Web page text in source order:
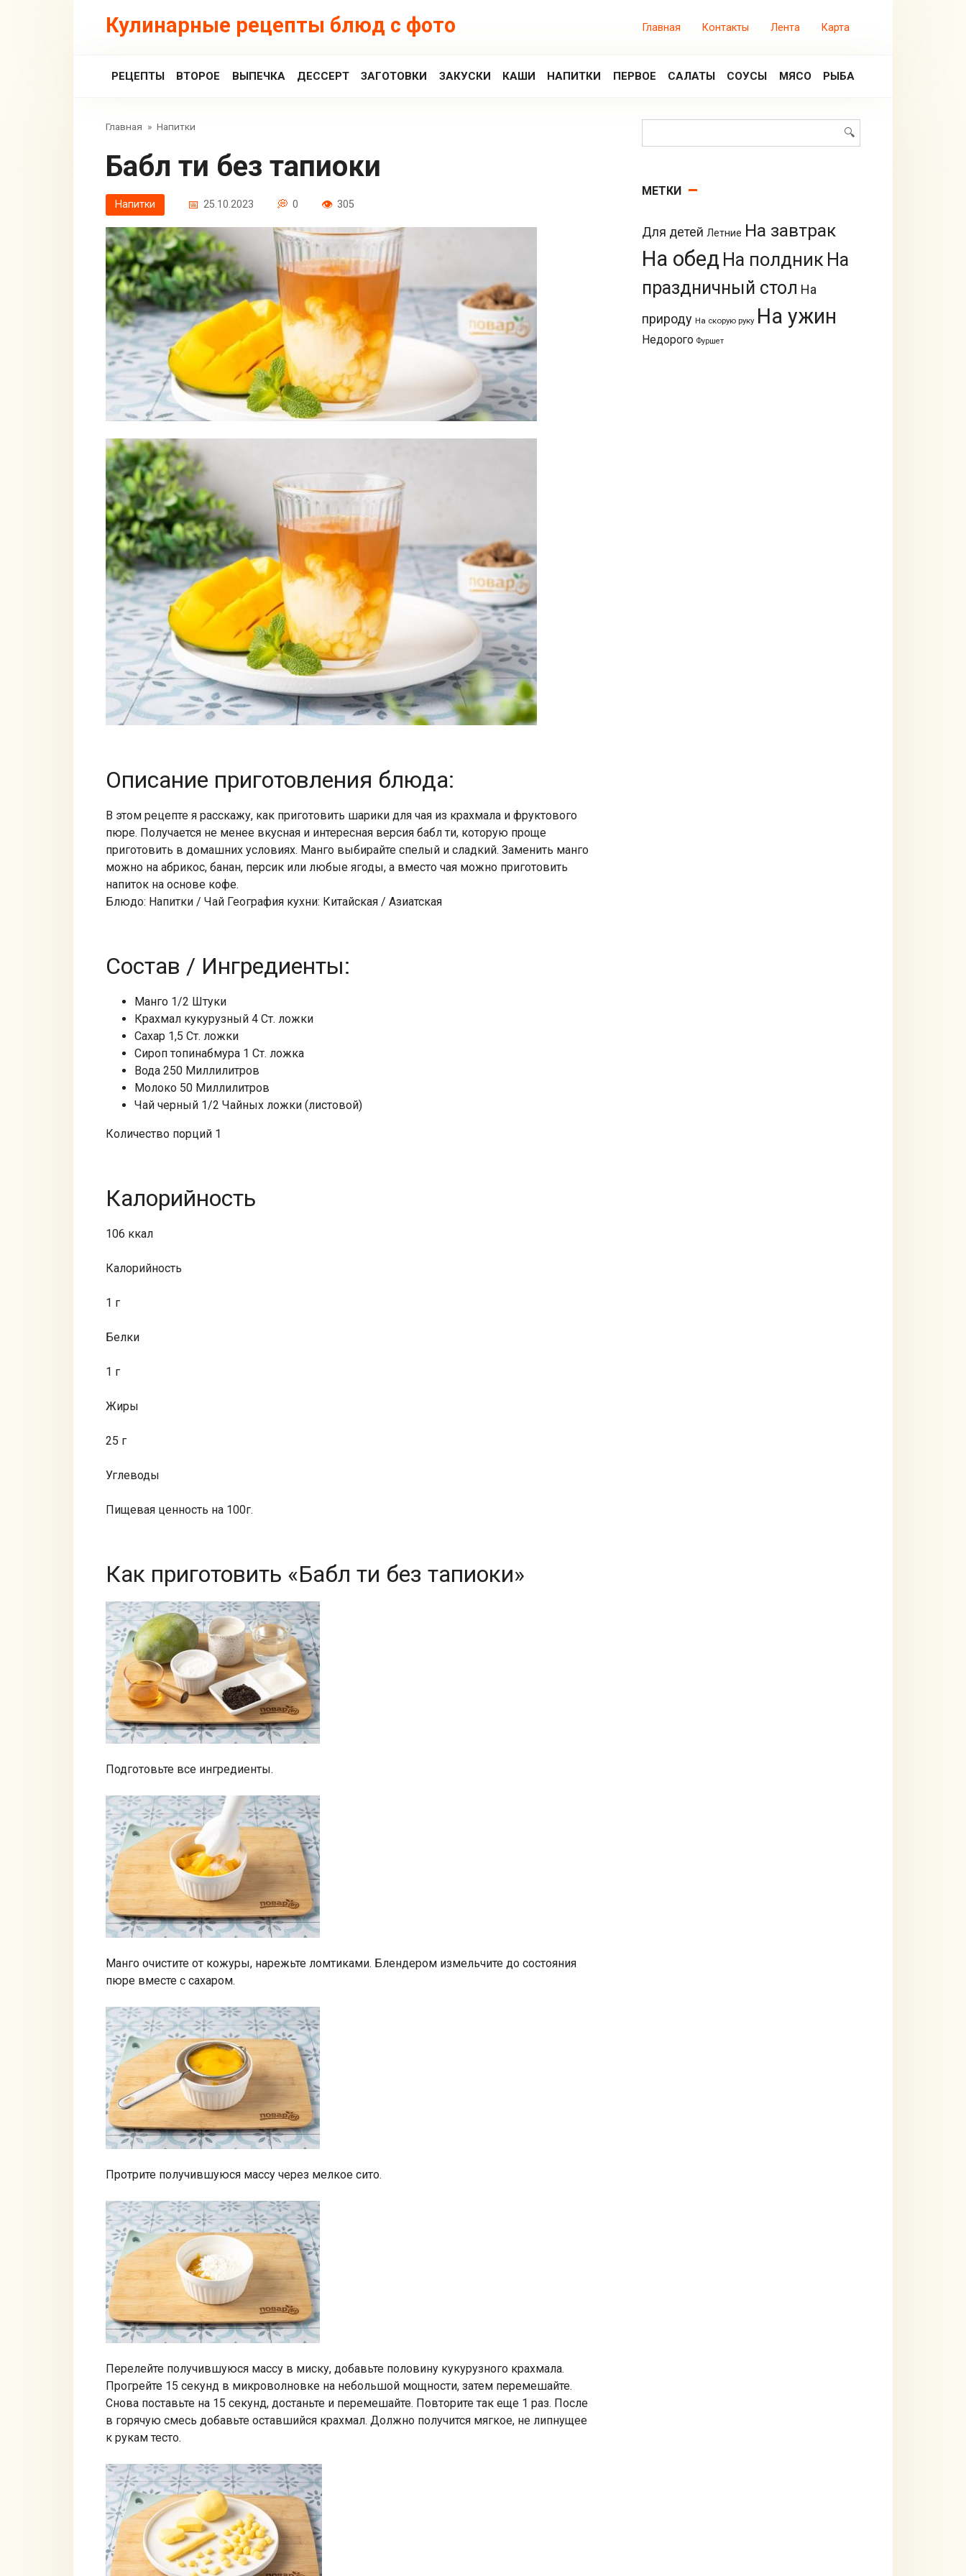
Кулинарные рецепты блюд с фото Главная Контакты Лента Карта
РЕЦЕПТЫ ВТОРОЕ ВЫПЕЧКА ДЕССЕРТ ЗАГОТОВКИ ЗАКУСКИ КАШИ НАПИТКИ ПЕРВОЕ САЛАТЫ СОУСЫ МЯСО РЫБА
Главная » Напитки
Бабл ти без тапиоки
Напитки 25.10.2023 0 305
Описание приготовления блюда:
В этом рецепте я расскажу, как приготовить шарики для чая из крахмала и фруктового
пюре. Получается не менее вкусная и интересная версия бабл ти, которую проще
приготовить в домашних условиях. Манго выбирайте спелый и сладкий. Заменить манго
можно на абрикос, банан, персик или любые ягоды, а вместо чая можно приготовить
напиток на основе кофе.
Блюдо: Напитки / Чай География кухни: Китайская / Азиатская
Состав / Ингредиенты:
Манго 1/2 Штуки
Крахмал кукурузный 4 Ст. ложки
Сахар 1,5 Ст. ложки
Сироп топинабмура 1 Ст. ложка
Вода 250 Миллилитров
Молоко 50 Миллилитров
Чай черный 1/2 Чайных ложки (листовой)
Количество порций 1
Калорийность
106 ккал
Калорийность
1 г
Белки
1 г
Жиры
25 г
Углеводы
Пищевая ценность на 100г.
Как приготовить «Бабл ти без тапиоки»
Подготовьте все ингредиенты.
Манго очистите от кожуры, нарежьте ломтиками. Блендером измельчите до состояния
пюре вместе с сахаром.
Протрите получившуюся массу через мелкое сито.
Перелейте получившуюся массу в миску, добавьте половину кукурузного крахмала.
Прогрейте 15 секунд в микроволновке на небольшой мощности, затем перемешайте.
Снова поставьте на 15 секунд, достаньте и перемешайте. Повторите так еще 1 раз. После
в горячую смесь добавьте оставшийся крахмал. Должно получится мягкое, не липнущее
к рукам тесто.
МЕТКИ
Для детей Летние На завтрак
На обед На полдник На
праздничный стол На
природу На скорую руку На ужин
Недорого Фуршет